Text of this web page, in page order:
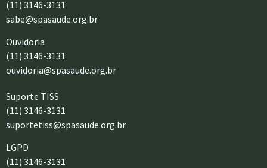
(11) 3146-3131
sabe@spasaude.org.br
Ouvidoria
(11) 3146-3131
ouvidoria@spasaude.org.br
Suporte TISS
(11) 3146-3131
suportetiss@spasaude.org.br
LGPD
(11) 3146-3131